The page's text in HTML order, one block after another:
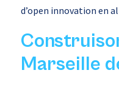
d’open innovation en
Marseille